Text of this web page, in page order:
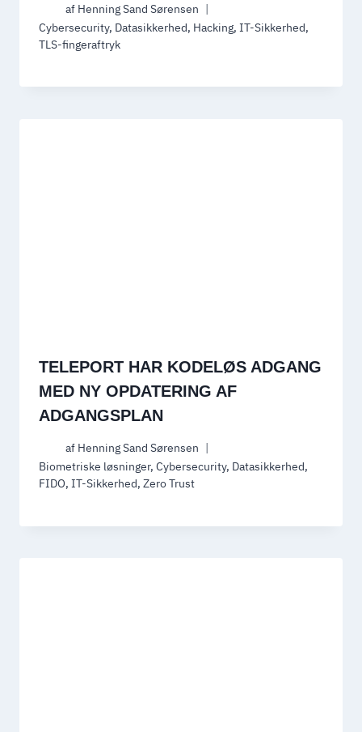
af Henning Sand Sørensen
Cybersecurity, Datasikkerhed, Hacking, IT-Sikkerhed,
TLS-fingeraftryk
TELEPORT HAR KODELØS ADGANG
MED NY OPDATERING AF
ADGANGSPLAN
af Henning Sand Sørensen
Biometriske løsninger, Cybersecurity, Datasikkerhed,
FIDO, IT-Sikkerhed, Zero Trust